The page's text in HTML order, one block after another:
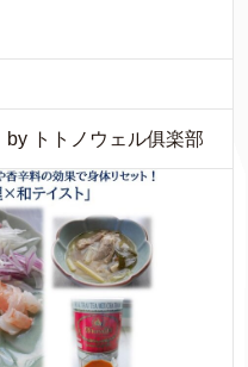
by トトノウェル俱楽部